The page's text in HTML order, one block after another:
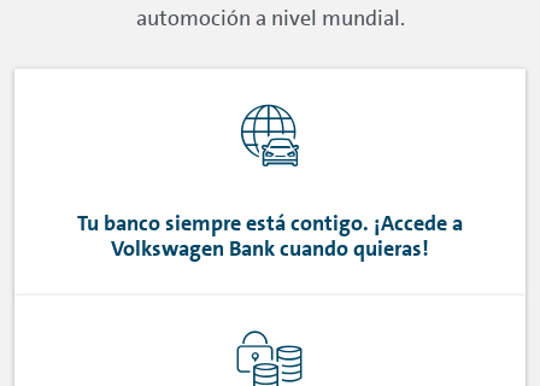
automoción a nivel mundial.
Tu banco siempre está contigo. ¡Accede a
Volkswagen Bank cuando quieras!